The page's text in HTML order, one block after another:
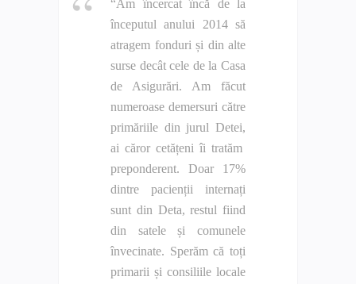
“Am încercat încă de la
începutul anului 2014 să
atragem fonduri și din alte
surse decât cele de la Casa
de Asigurări. Am făcut
numeroase demersuri către
primăriile din jurul Detei,
ai căror cetățeni îi tratăm
preponderent. Doar 17%
dintre pacienții internați
sunt din Deta, restul fiind
din satele și comunele
învecinate. Sperăm că toți
primarii și consiliile locale